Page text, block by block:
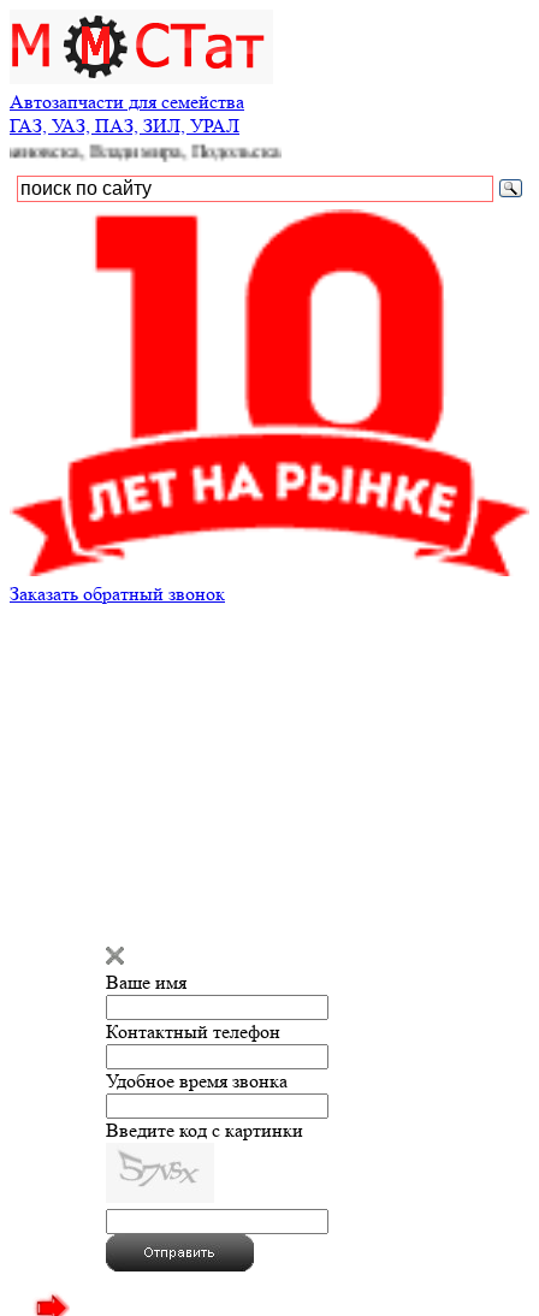
Автозапчасти для семейства
ГАЗ, УАЗ, ПАЗ, ЗИЛ, УРАЛ
Владимира, Подольска
Заказать обратный звонок
Ваше имя
Контактный телефон
Удобное время звонка
Введите код с картинки
Введите сообщение